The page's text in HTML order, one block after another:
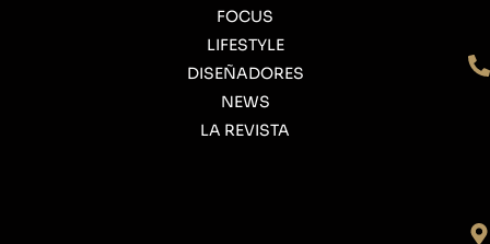
FOCUS
LIFESTYLE
DISEÑADORES
NEWS
LA REVISTA